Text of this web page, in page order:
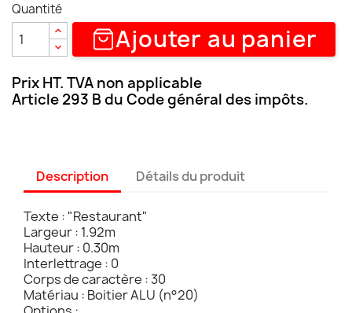
Quantité
Ajouter au panier
Prix HT. TVA non applicable
Article 293 B du Code général des impôts.
Description Détails du produit
Texte : "Restaurant"
Largeur : 1.92m
Hauteur : 0.30m
Interlettrage : 0
Corps de caractère : 30
Matériau : Boitier ALU (n°20)